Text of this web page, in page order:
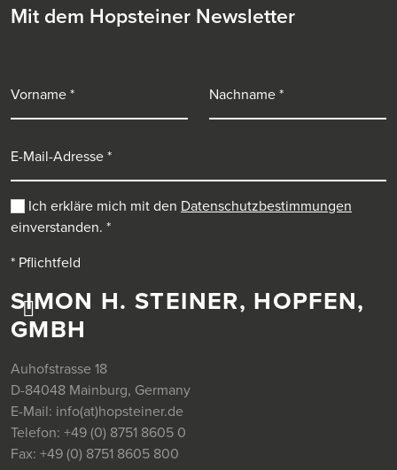
SIMON H. STEINER, HOPFEN,
GMBH
Auhofstrasse 18
D-84048 Mainburg, Germany
E-Mail: info(at)hopsteiner.de
Telefon: +49 (0) 8751 8605 0
Fax: +49 (0) 8751 8605 800
Mit dem Hopsteiner Newsletter
Ich erkläre mich mit den Datenschutzbestimmungen
einverstanden. *
* Pflichtfeld